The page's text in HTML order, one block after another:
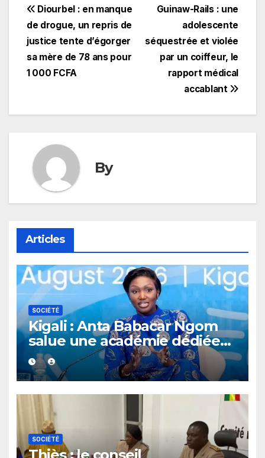
Navigation
de
l’article
Guinaw-Rails : une
adolescente
séquestrée et violée
par un coiffeur, le
rapport médical
accablant
Diourbel : en manque
de drogue, un repris de
justice tente d’égorger
sa mère de 78 ans pour
1 000 FCFA
By
Articles
SOCIÉTÉ
Kigali : Anta Babacar Ngom
salue une académie dédiée
au leadership politique des
femmes africaines
SOCIÉTÉ